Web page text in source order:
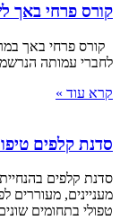
קורס פרחי באך
לחברי עמותה הנרשמים עד
קרא עוד »
סדנת קלפים
סדנת קלפים
מעניינים,
טפולי בתחומים